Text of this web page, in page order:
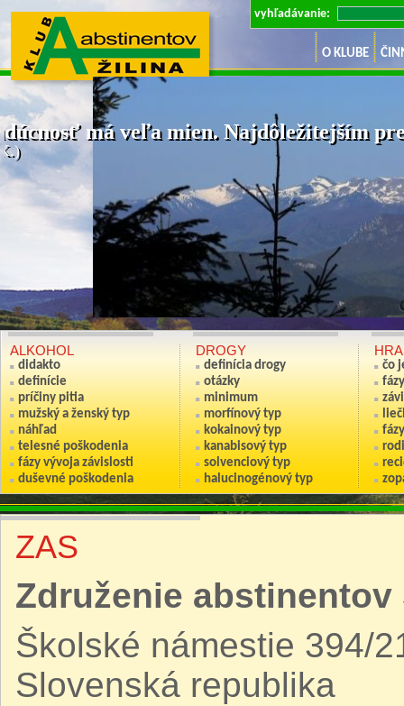
vyhľadávanie:
má veľa mien. Najdôležitejším
Ak nie si
(Anton
O KLUBE
ALKOHOL
didakto
definície
príčiny pitia
mužský a ženský typ
náhľad
telesné poškodenia
fázy vývoja závislosti
duševné poškodenia
DROGY
definícia drogy
otázky
minimum
morfínový typ
kokainový typ
kanabisový typ
solvenciový typ
halucinogénový typ
HRA
čo
ZAS
Združenie abstinentov
Školské námestie 394/
Slovenská republika